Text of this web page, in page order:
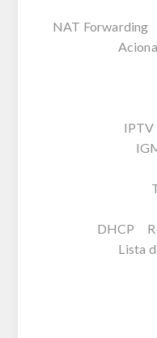
NAT Forwarding
DHCP
Lista